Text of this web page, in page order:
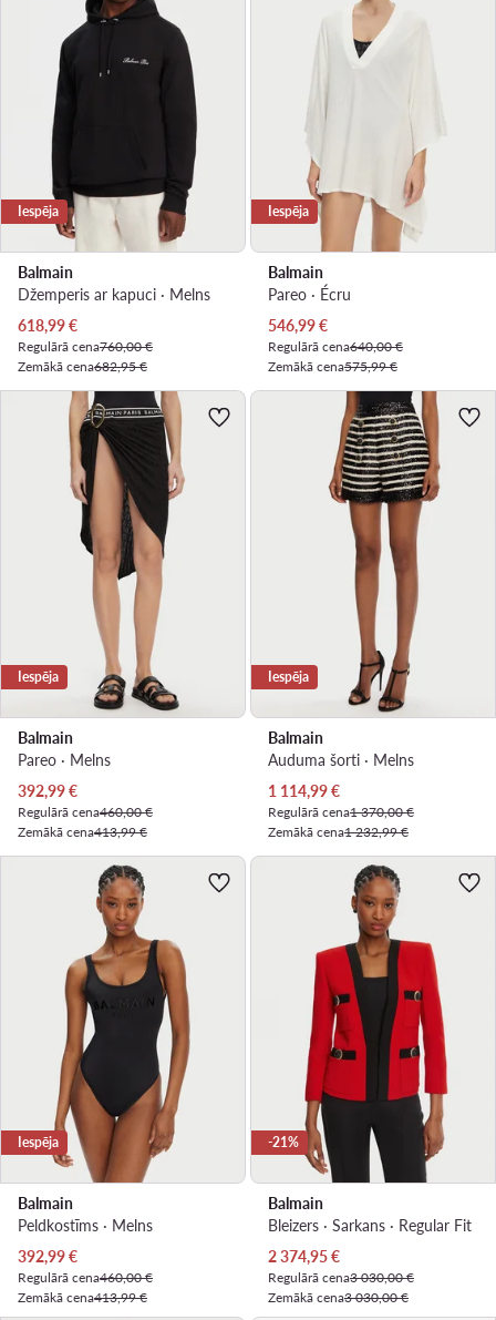
Iespēja
Balmain
Džemperis ar kapuci · Melns
Pašreizējā cena
618,99€
Regulārā cena760,00 €
Zemākā cena682,95 €
Iespēja
Balmain
Pareo · Écru
Pašreizējā cena
546,99€
Regulārā cena640,00 €
Zemākā cena575,99 €
Iespēja
Balmain
Pareo · Melns
Pašreizējā cena
392,99€
Regulārā cena460,00 €
Zemākā cena413,99 €
Iespēja
Balmain
Auduma šorti · Melns
Pašreizējā cena
1 114,99€
Regulārā cena1 370,00 €
Zemākā cena1 232,99 €
Iespēja
Balmain
Peldkostīms · Melns
Pašreizējā cena
392,99€
Regulārā cena460,00 €
Zemākā cena413,99 €
-21%
Balmain
Bleizers · Sarkans · Regular Fit
Pašreizējā cena
2 374,95€
Regulārā cena3 030,00 €
Zemākā cena3 030,00 €